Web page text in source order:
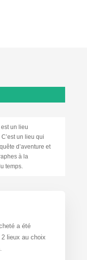
un lieu
un lieu qui
d’aventure et
à la
temps.
a été
lieux au choix